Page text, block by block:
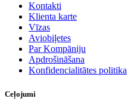
Kontakti
Klienta karte
Vīzas
Aviobiļetes
Par Kompāniju
Apdrošināšana
Konfidencialitātes politika
Ceļojumi